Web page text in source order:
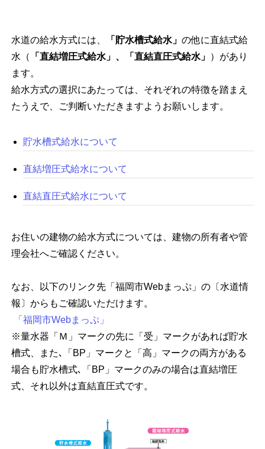
水道の給水方式には、 「貯水槽式給水」 の他に直結式給
水（
「直結増圧式給水」、 「直結直圧式給水」 ） があり
ます。
給水方式の選択にあたっては、それぞれの特徴を踏まえ
たうえで、ご判断いただきますようお願いします。
貯水槽式給水について
直結増圧式給水について
直結直圧式給水について
お住いの建物の給水方式については、建物の所有者や管
理会社へご確認ください。
なお、以下のリンク先「福岡市Webまっぷ」の〔水道情
報〕からもご確認いただけます。
「福岡市Webまっぷ」
※量水器「Ｍ」マークの先に「受」マークがあれば貯水
槽式、また､「BP」マークと「高」マークの両方がある
場合も貯水槽式､「BP」マークのみの場合は直結増圧
式、それ以外は直結直圧式です。